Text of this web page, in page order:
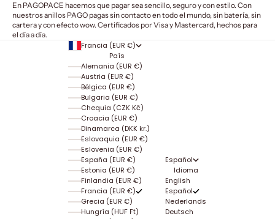
En PAGOPACE hacemos que pagar sea sencillo, seguro y con estilo. Con
nuestros anillos PAGO pagas sin contacto en todo el mundo, sin batería, sin
cartera y con efecto wow. Certificados por Visa y Mastercard, hechos para
el día a día.
Francia (EUR €)
País
Alemania (EUR €)
Austria (EUR €)
Bélgica (EUR €)
Bulgaria (EUR €)
Chequia (CZK Kč)
Croacia (EUR €)
Dinamarca (DKK kr.)
Eslovaquia (EUR €)
Eslovenia (EUR €)
España (EUR €)
Estonia (EUR €)
Finlandia (EUR €)
Francia (EUR €)
Grecia (EUR €)
Hungría (HUF Ft)
Español
Idioma
English
Español
Nederlands
Deutsch